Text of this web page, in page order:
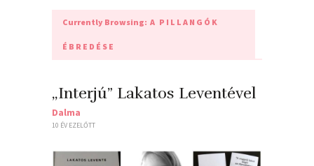
Currently Browsing: A PILLANGÓK
ÉBREDÉSE
„Interjú” Lakatos Leventével
Dalma
10 ÉV EZELŐTT